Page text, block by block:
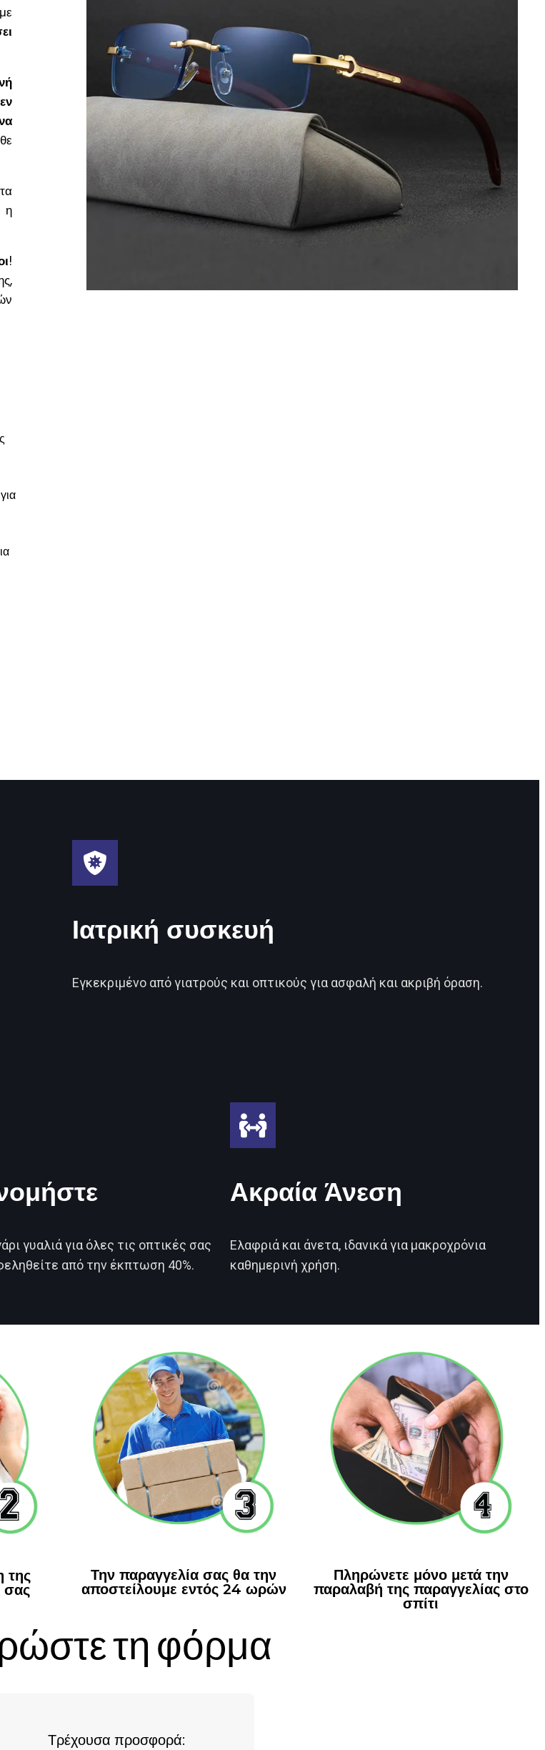
η
!
Ιατρική συσκευή
Εγκεκριμένο από γιατρούς και οπτικούς για ασφαλή και ακριβή όραση.
γυαλιά για όλες τις οπτικές σας
από την έκπτωση 40%.
Ακραία Άνεση
Ελαφριά και άνετα, ιδανικά για μακροχρόνια
καθημερινή χρήση.
της
σας
Την παραγγελία σας θα την
αποστείλουμε εντός 24 ωρών
Πληρώνετε μόνο μετά την
παραλαβή της παραγγελίας στο
σπίτι
τη φόρμα
Τρέχουσα προσφορά: